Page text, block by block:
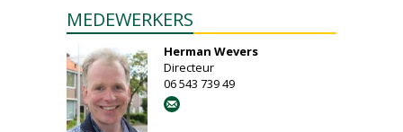
MEDEWERKERS
Herman Wevers
Directeur
06 543 739 49